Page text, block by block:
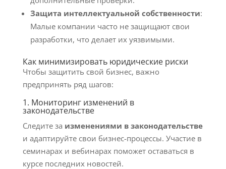
Защита интеллектуальной собственности:
Малые компании часто не защищают свои
разработки, что делает их уязвимыми.
Как минимизировать юридические риски
Чтобы защитить свой бизнес, важно
предпринять ряд шагов:
1. Мониторинг изменений в
законодательстве
Следите за изменениями в законодательстве
и адаптируйте свои бизнес-процессы. Участие в
семинарах и вебинарах поможет оставаться в
курсе последних новостей.